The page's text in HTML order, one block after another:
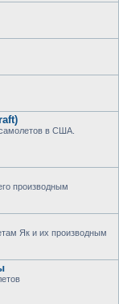
в США.
производным
Як и их производным